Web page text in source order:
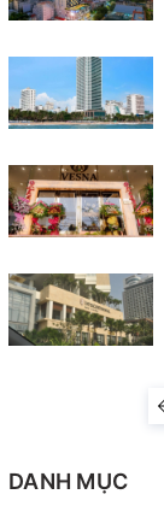
DANH MỤC